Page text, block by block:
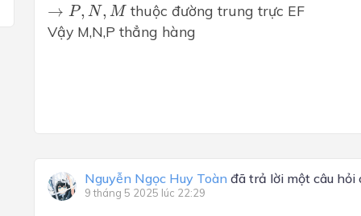
→ P, N, M
→ P,N ,M
thuộc đường trung trực EF
Vậy M,N,P thẳng hàng
Nguyễn Ngọc Huy Toàn đã trả lời một câu hỏi
9 tháng 5 2025 lúc 22:29